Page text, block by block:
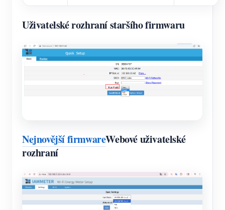
Uživatelské rozhraní staršího firmwaru
Nejnovější firmwareWebové uživatelské
rozhraní